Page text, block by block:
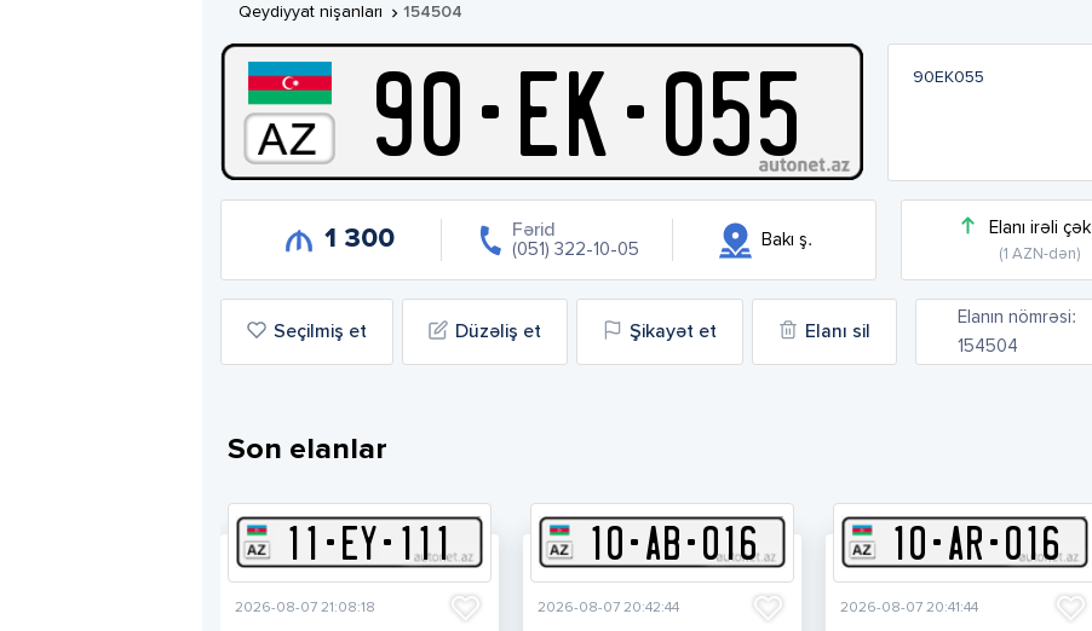
Qeydiyyat nişanları  154504
90-EK-055 90EK055
1 300 Fərid
(051) 322-10-05
Bakı ş.
Elanı irəli çək
(1 AZN-dən)
Seçilmiş et Düzəliş et Şikayət et Elanı sil
Elanın nömrəsi:
154504
Son elanlar
11 -EY- 111
2026-08-07 21:08:18
10-AB-016
2026-08-07 20:42:44
10-AR-016
2026-08-07 20:41:44